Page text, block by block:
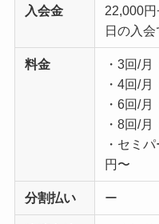
入会金
22,000
日の入
料金
・3回/
・4回/
・6回/
・8回/
・セミ
円〜
分割払い ー